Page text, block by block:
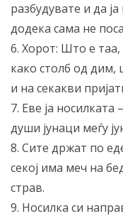
разбудувате и да
додека сама не
6. Хорот: Што е таа,
како столб од дим,
и на секакви
7. Еве ја
души јунаци меѓу
8. Сите држат по
секој има меч на
страв.
9. Носилка си